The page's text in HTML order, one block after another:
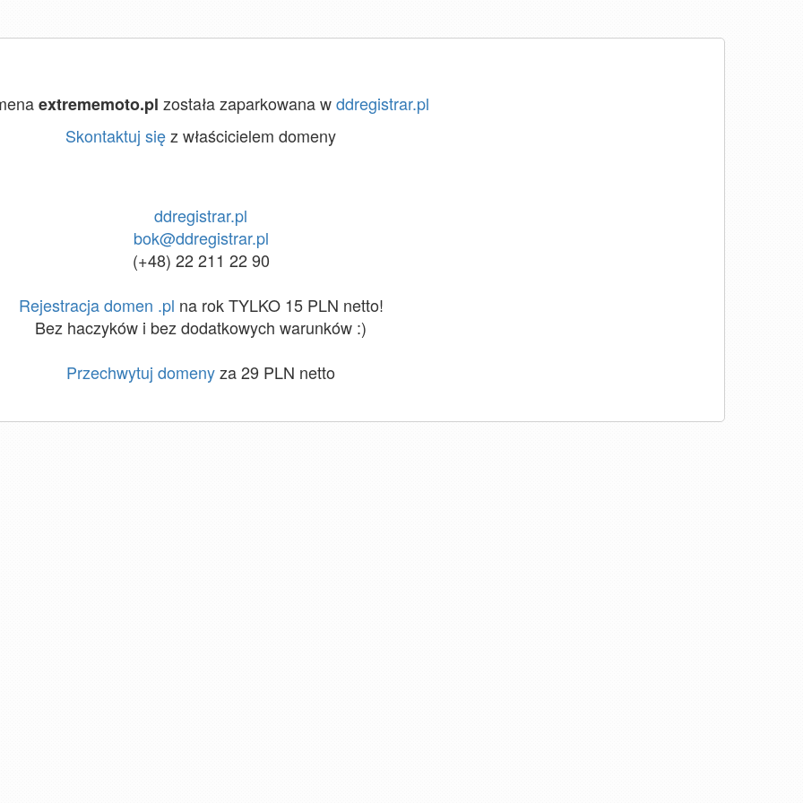
extrememoto.pl została zaparkowana wddregistrar.pl
Skontaktuj sięz właścicielem domeny
ddregistrar.pl
bok@ddregistrar.pl
(+48) 22 211 22 90
Rejestracja domen .pl na rok TYLKO 15 PLN netto!
Bez haczyków i bez dodatkowych warunków :)
Przechwytuj domenyza 29 PLN netto